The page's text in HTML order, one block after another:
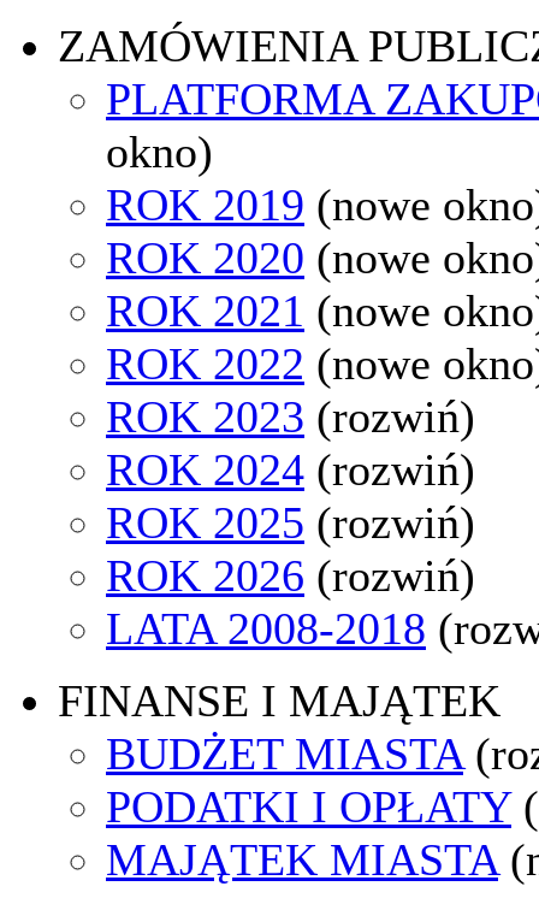
ZAMÓWIENIA
PLATFORMA
okno)
ROK 2019 (nowe
ROK 2020 (nowe
ROK 2021 (nowe
ROK 2022 (nowe
ROK 2023 (rozwiń)
ROK 2024 (rozwiń)
ROK 2025 (rozwiń)
ROK 2026 (rozwiń)
LATA 2008-2018
FINANSE I MAJĄTEK
BUDŻET MIASTA
PODATKI I OPŁATY
MAJĄTEK MIASTA